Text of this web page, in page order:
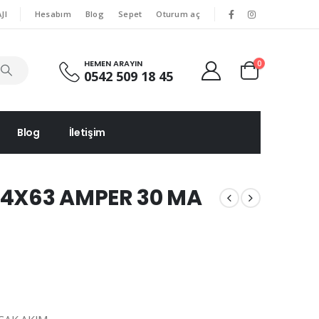
Hesabım Blog Sepet Oturum aç
HEMEN ARAYIN
0542 509 18 45
0
Blog İletişim
AMPER 30 MA